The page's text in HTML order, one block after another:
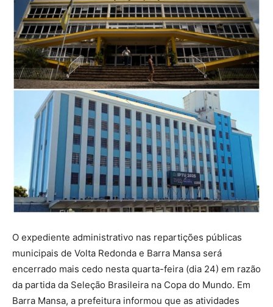
O expediente administrativo nas repartições públicas
municipais de Volta Redonda e Barra Mansa será
encerrado mais cedo nesta quarta-feira (dia 24) em razão
da partida da Seleção Brasileira na Copa do Mundo. Em
Barra Mansa, a prefeitura informou que as atividades